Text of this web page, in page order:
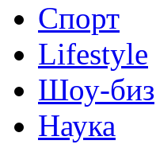
Спорт
Lifestyle
Шоу-биз
Наука